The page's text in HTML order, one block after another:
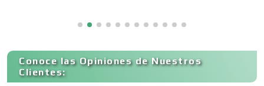
Cortinas, Persianas y Alfombras
Conoce las Opiniones de Nuestros
Clientes: